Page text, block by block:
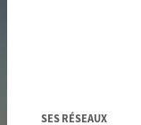
SES RÉSEAUX